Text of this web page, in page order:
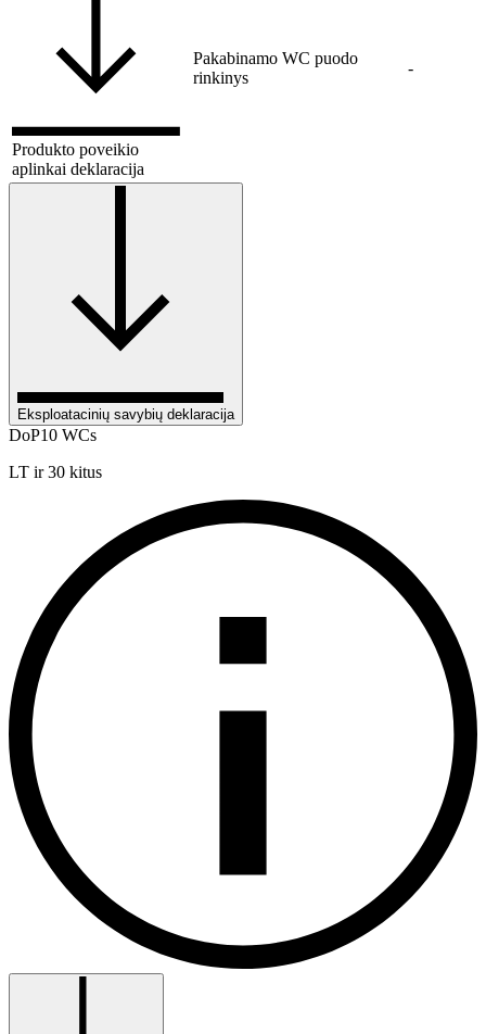
Produkto poveikio
aplinkai deklaracija
Pakabinamo WC puodo
rinkinys
-
Eksploatacinių savybių deklaracija
DoP10 WCs
LT ir 30 kitus